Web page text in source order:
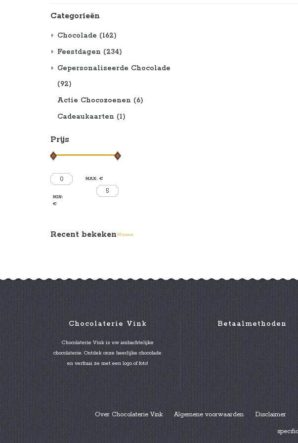
Categorieën
Chocolade (162)
Feestdagen (234)
Gepersonaliseerde Chocolade
(92)
Actie Chocozoenen (6)
Cadeaukaarten (1)
Prijs
0
MIN:
€
MAX: €
5
Recent bekekenWissen
Chocolaterie Vink
Chocolaterie Vink is uw ambachtelijke
chocolaterie. Ontdek onze heerlijke chocolade
en verfraai ze met een logo of foto!
Betaalmethoden
Over Chocolaterie Vink Algemene voorwaarden Disclaimer